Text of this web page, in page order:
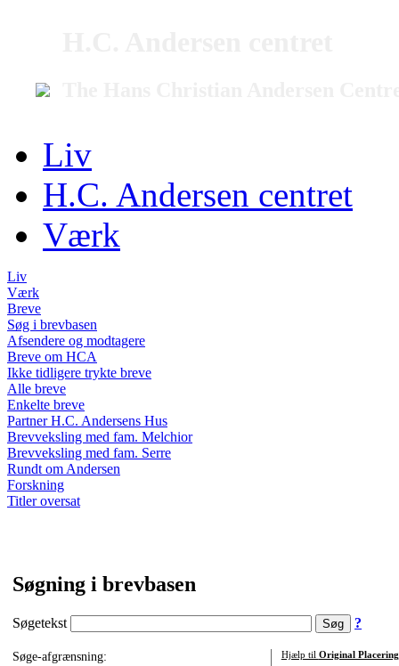
Liv
H.C. Andersen centret
Værk
Liv
Værk
Breve
Søg i brevbasen
Afsendere og modtagere
Breve om HCA
Ikke tidligere trykte breve
Alle breve
Enkelte breve
Partner H.C. Andersens Hus
Brevveksling med fam. Melchior
Brevveksling med fam. Serre
Rundt om Andersen
Forskning
Titler oversat
Søgning i brevbasen
Søgetekst ?
Søge-afgrænsning:
Hjælp til Original Placering